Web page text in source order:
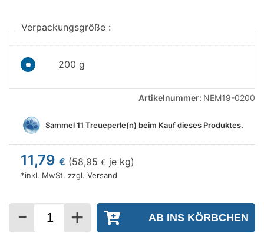
Verpackungsgröße :
200 g
Artikelnummer: NEM19-0200
Sammel 11 Treueperle(n) beim Kauf dieses Produktes.
11,79 € (58,95 € je kg)
*inkl. MwSt. zzgl. Versand
- +